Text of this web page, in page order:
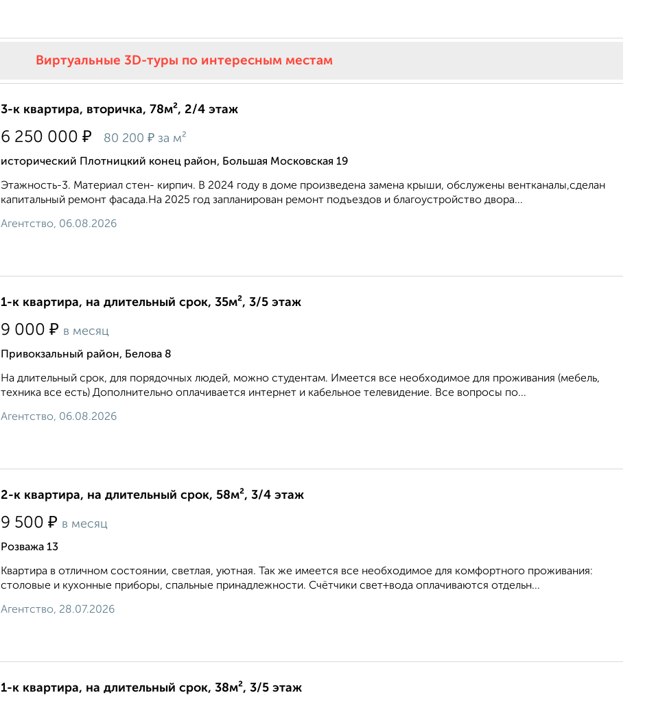
Виртуальные 3D-туры по интересным местам
3-к квартира, вторичка, 78м², 2/4 этаж
6 250 000 ₽ 80 200 ₽ за м²
исторический Плотницкий конец район, Большая Московская 19
Этажность-3. Материал стен- кирпич. В 2024 году в доме произведена замена крыши, обслужены вентканалы,сделан
капитальный ремонт фасада.На 2025 год запланирован ремонт подъездов и благоустройство двора...
Агентство, 06.08.2026
1-к квартира, на длительный срок, 35м², 3/5 этаж
9 000 ₽ в месяц
Привокзальный район, Белова 8
На длительный срок, для порядочных людей, можно студентам. Имеется все необходимое для проживания (мебель,
техника все есть) Дополнительно оплачивается интернет и кабельное телевидение. Все вопросы по...
Агентство, 06.08.2026
2-к квартира, на длительный срок, 58м², 3/4 этаж
9 500 ₽ в месяц
Розважа 13
Квартира в отличном состоянии, светлая, уютная. Так же имеется все необходимое для комфортного проживания:
столовые и кухонные приборы, спальные принадлежности. Счётчики свет+вода оплачиваются отдельн...
Агентство, 28.07.2026
1-к квартира, на длительный срок, 38м², 3/5 этаж